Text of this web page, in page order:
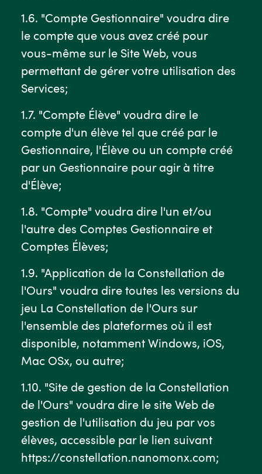
1.6. "Compte Gestionnaire" voudra dire
le compte que vous avez créé pour
vous-même sur le Site Web, vous
permettant de gérer votre utilisation des
Services;
1.7. "Compte Élève" voudra dire le
compte d'un élève tel que créé par le
Gestionnaire, l'Élève ou un compte créé
par un Gestionnaire pour agir à titre
d'Élève;
1.8. "Compte" voudra dire l'un et/ou
l'autre des Comptes Gestionnaire et
Comptes Élèves;
1.9. "Application de la Constellation de
l'Ours" voudra dire toutes les versions du
jeu La Constellation de l'Ours sur
l'ensemble des plateformes où il est
disponible, notamment Windows, iOS,
Mac OSx, ou autre;
1.10. "Site de gestion de la Constellation
de l'Ours" voudra dire le site Web de
gestion de l'utilisation du jeu par vos
élèves, accessible par le lien suivant
https://constellation.nanomonx.com;